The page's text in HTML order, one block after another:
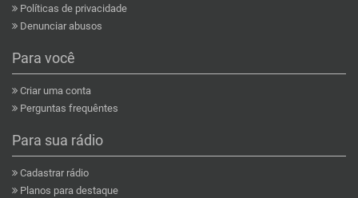
Políticas de privacidade
Denunciar abusos
Para você
Criar uma conta
Perguntas frequêntes
Para sua rádio
Cadastrar rádio
Planos para destaque